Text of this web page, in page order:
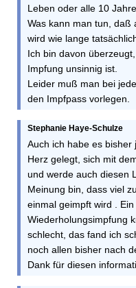
Leben oder alle 10
Was kann man tun, daß
wird wie lange
Ich bin davon
Impfung unsinnig ist.
Leider muß man bei
den Impfpass vorlegen.
Stephanie Haye-Schulze
Auch ich habe es
Herz gelegt, sich mit
und werde auch diesen
Meinung bin, dass viel
einmal geimpft wird .
Wiederholungsimpfung
schlecht, das fand ich
noch allen bisher nach
Dank für diesen